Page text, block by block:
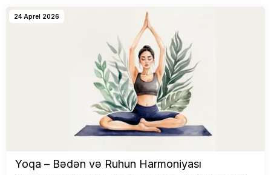
24 Aprel 2026
Yoqa – Bədən və Ruhun Harmoniyası